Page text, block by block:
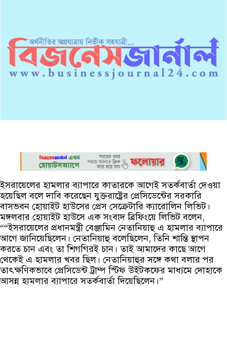
ইসরায়েলের হামলার ব্যাপারে কাতারকে আগেই সতর্কবার্তা দেওয়া
হয়েছিল বলে দাবি করেছেন যুক্তরাষ্ট্রের প্রেসিডেন্টের সরকারি
বাসভবন হোয়াইট হাউসের প্রেস সেক্রেটারি ক্যারোলিন লিভিট।
মঙ্গলবার হোয়াইট হাউসে এক সংবাদ ব্রিফিংয়ে লিভিট বলেন,
““ইসরায়েলের প্রধানমন্ত্রী বেঞ্জামিন নেতানিয়াহু এ হামলার ব্যাপারে
আগে জানিয়েছিলেন। নেতানিয়াহু বলেছিলেন, তিনি শান্তি স্থাপন
করতে চান এবং তা শিগগিরই চান। তাই আমাদের কাছে আগে
থেকেই এ হামলার খবর ছিল। নেতানিয়াহুর সঙ্গে কথা বলার পর
তাৎক্ষণিকভাবে প্রেসিডেন্ট ট্রাম্প স্টিফ উইটকফের মাধ্যমে দোহাকে
আসন্ন হামলার ব্যাপারে সতর্কবার্তা দিয়েছিলেন।”